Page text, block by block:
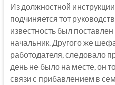
Из должностной
подчиняется тот
известность был
начальник. Другого же
работодателя, следовало
день не было на месте, он
связи с прибавлением в